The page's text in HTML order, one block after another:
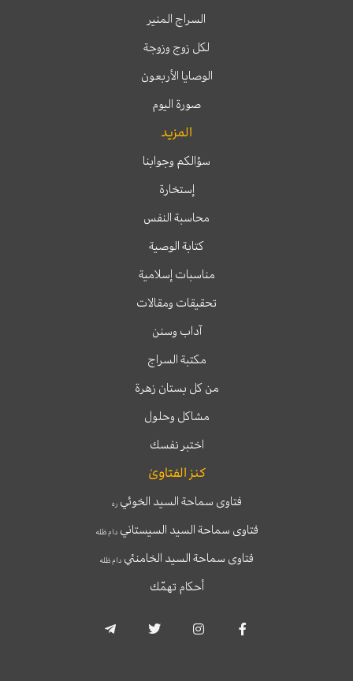
السراج المنير
لكل زوج وزوجة
الوصايا الأربعون
صورة اليوم
المزيد
سؤالكم وجوابنا
إستخارة
محاسبة النفس
كتابة الوصية
مناسبات إسلامية
تحقيقات ومقالات
آداب وسنن
مكتبة السراج
من كل بستان زهرة
مشاكل وحلول
اختبر نفسك
كنز الفتاوىٰ
فتاوى سماحة السيد الخوئيره
فتاوى سماحة السيد السيستانيدام ظله
فتاوى سماحة السيد الخامنئي دام ظله
أحكام تهمّك
a
c
s
i
l